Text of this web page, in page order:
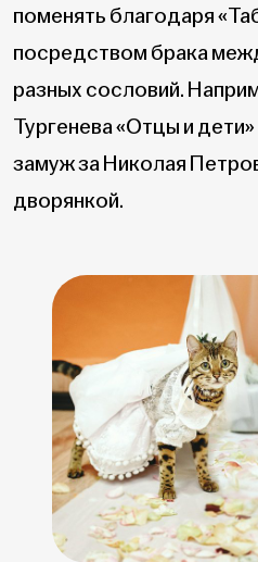
поменять благодаря
посредством брака
разных сословий.
Тургенева «Отцы и
замуж за Николая
дворянкой.